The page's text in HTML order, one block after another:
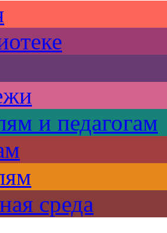
и педагогам
среда